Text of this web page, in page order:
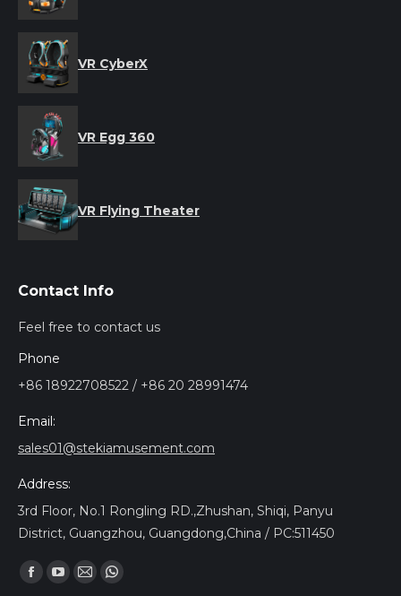
VR CyberX
VR Egg 360
VR Flying Theater
Contact Info
Feel free to contact us
Phone
+86 18922708522 / +86 20 28991474
Email:
sales01@stekiamusement.com
Address:
3rd Floor, No.1 Rongling RD.,Zhushan, Shiqi, Panyu
District, Guangzhou, Guangdong,China / PC:511450
Encuéntranos en:
Facebook
YouTube
MailWhatsapp